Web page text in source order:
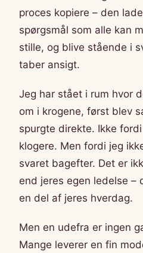
proces kopiere – den
spørgsmål som alle kan
stille, og blive stående i
taber ansigt.
Jeg har stået i rum hvor
om i krogene, først blev
spurgte direkte. Ikke
klogere. Men fordi jeg
svaret bagefter. Det er
end jeres egen ledelse –
en del af jeres hverdag.
Men en udefra er ingen
Mange leverer en fin